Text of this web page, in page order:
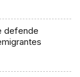
defende